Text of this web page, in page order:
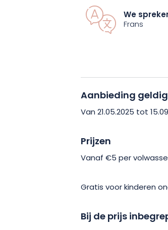
Tijdens deze
erfgoed: fonteinen,
stille getuigen zijn
We
Frans
Aanbieding geldig
Van 21.05.2025 tot
Prijzen
Vanaf €5 per
Gratis voor kinderen
Bij de prijs